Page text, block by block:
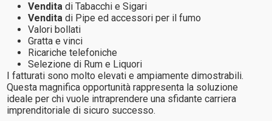
Vendita di Tabacchi e Sigari
Vendita di Pipe ed accessori per il fumo
Valori bollati
Gratta e vinci
Ricariche telefoniche
Selezione di Rum e Liquori
I fatturati sono molto elevati e ampiamente dimostrabili.
Questa magnifica opportunità rappresenta la soluzione
ideale per chi vuole intraprendere una sfidante carriera
imprenditoriale di sicuro successo.